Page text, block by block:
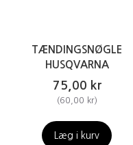
TÆNDINGSNØGLE
HUSQVARNA
75,00 kr
(60,00 kr)
Læg i kurv